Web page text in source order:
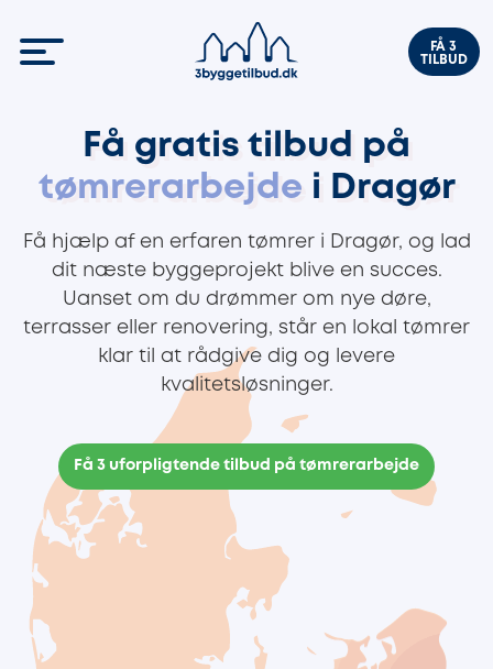
FÅ 3
TILBUD
Få gratis tilbud på
tømrerarbejde i Dragør
Få hjælp af en erfaren tømrer i Dragør, og lad
dit næste byggeprojekt blive en succes.
Uanset om du drømmer om nye døre,
terrasser eller renovering, står en lokal tømrer
klar til at rådgive dig og levere
kvalitetsløsninger.
Få 3 uforpligtende tilbud på tømrerarbejde